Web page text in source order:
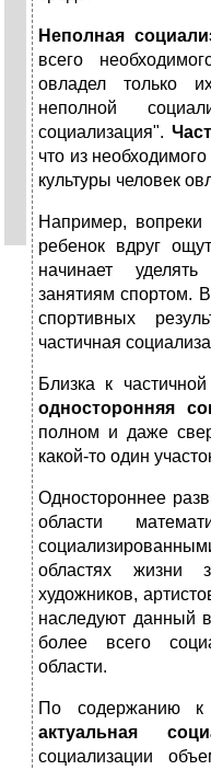
Неполная
всего
овладел только
неполной
социализация".
что из
культуры человек
Например, вопреки
ребенок вдруг
начинает
занятиям спортом.
спортивных
частичная
Близка к
односторонняя
полном и даже
какой-то один
Одностороннее
области
областях жизни
художников,
наследуют данный
более всего
области.
По содержанию к
актуальная
социализации